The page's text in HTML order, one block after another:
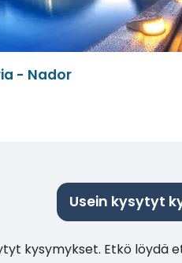
- Nador
Usein kysytyt
kysymykset. Etkö löydä